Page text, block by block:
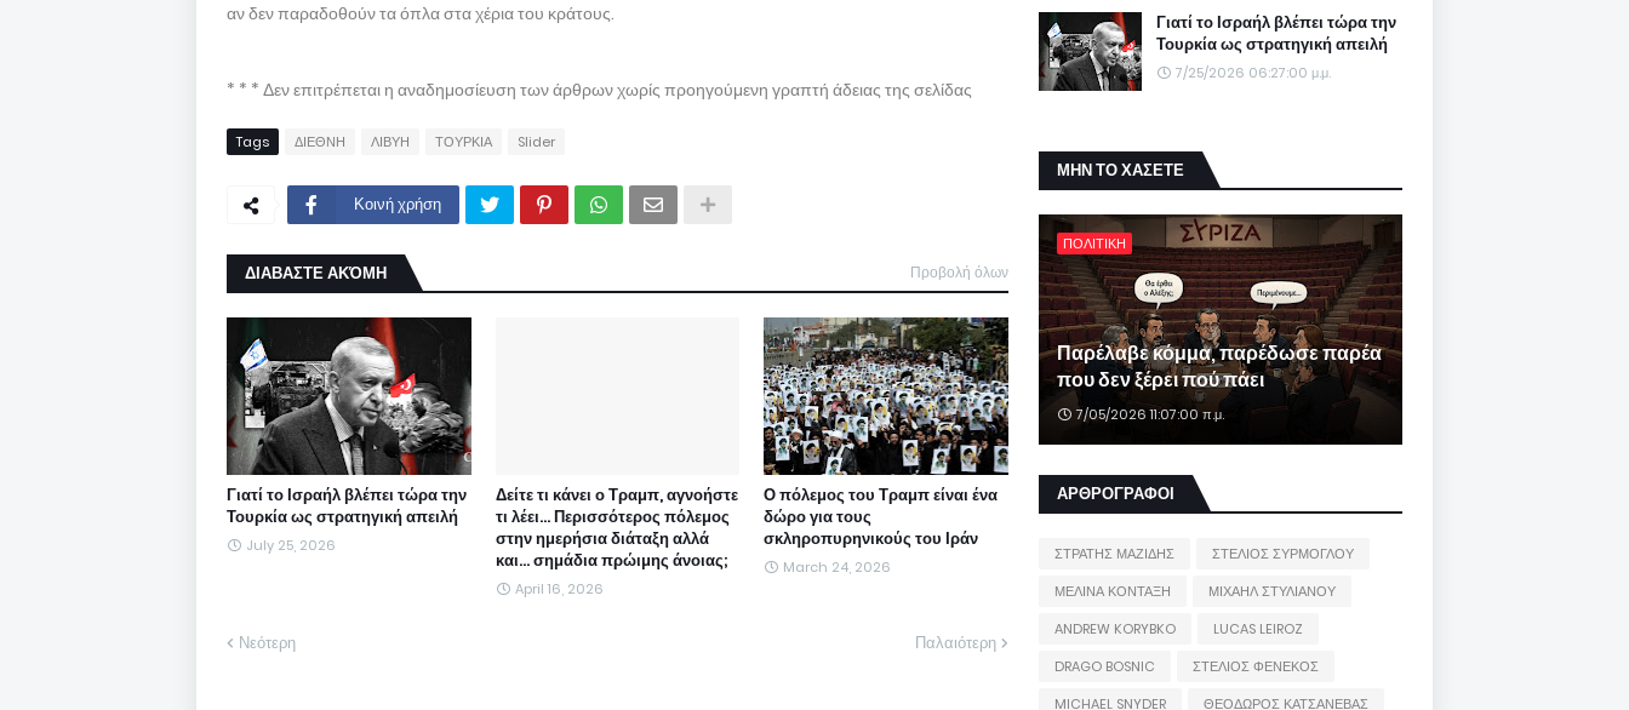
αν δεν παραδοθούν τα όπλα στα χέρια του κράτους.
* * * Δεν επιτρέπεται η αναδημοσίευση των άρθρων χωρίς προηγούμενη γραπτή άδειας της σελίδας
Tags ΔΙΕΘΝΗ ΛΙΒΥΗ ΤΟΥΡΚΙΑ Slider
Κοινή χρήση
ΔΙΑΒΑΣΤΕ ΑΚΌΜΗ Προβολή όλων
Γιατί το Ισραήλ βλέπει τώρα την
Τουρκία ως στρατηγική απειλή
July 25, 2026
Δείτε τι κάνει ο Τραμπ, αγνοήστε
τι λέει... Περισσότερος πόλεμος
στην ημερήσια διάταξη αλλά
και... σημάδια πρώιμης άνοιας;
April 16, 2026
Ο πόλεμος του Τραμπ είναι ένα
δώρο για τους
σκληροπυρηνικούς του Ιράν
March 24, 2026
Νεότερη Παλαιότερη
Γιατί το Ισραήλ βλέπει τώρα την
Τουρκία ως στρατηγική απειλή
7/25/2026 06:27:00 μ.μ.
ΜΗΝ ΤΟ ΧΑΣΕΤΕ
ΠΟΛΙΤΙΚΗ
Παρέλαβε κόμμα, παρέδωσε παρέα
που δεν ξέρει πού πάει
7/05/2026 11:07:00 π.μ.
ΑΡΘΡΟΓΡΑΦΟΙ
ΣΤΡΑΤΗΣ ΜΑΖΙΔΗΣ
ΣΤΕΛΙΟΣ ΣΥΡΜΟΓΛΟΥ
ΜΕΛΙΝΑ ΚΟΝΤΑΞΗ
ΜΙΧΑΗΛ ΣΤΥΛΙΑΝΟΥ
ANDREW KORYBKO
LUCAS LEIROZ
DRAGO BOSNIC
ΣΤΕΛΙΟΣ ΦΕΝΕΚΟΣ
MICHAEL SNYDER
ΘΕΟΔΩΡΟΣ ΚΑΤΣΑΝΕΒΑΣ